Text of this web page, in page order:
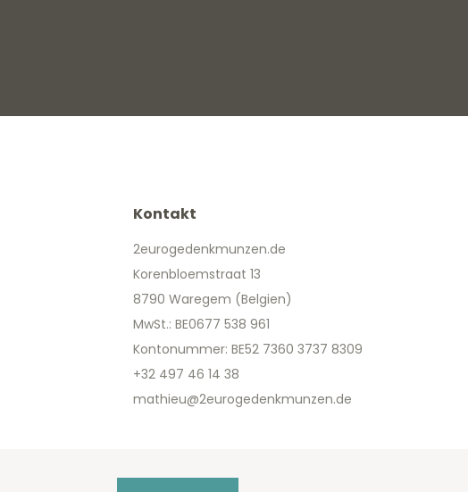
Kontakt
2eurogedenkmunzen.de
Korenbloemstraat 13
8790 Waregem (Belgien)
MwSt.: BE0677 538 961
Kontonummer: BE52 7360 3737 8309
+32 497 46 14 38
mathieu@2eurogedenkmunzen.de